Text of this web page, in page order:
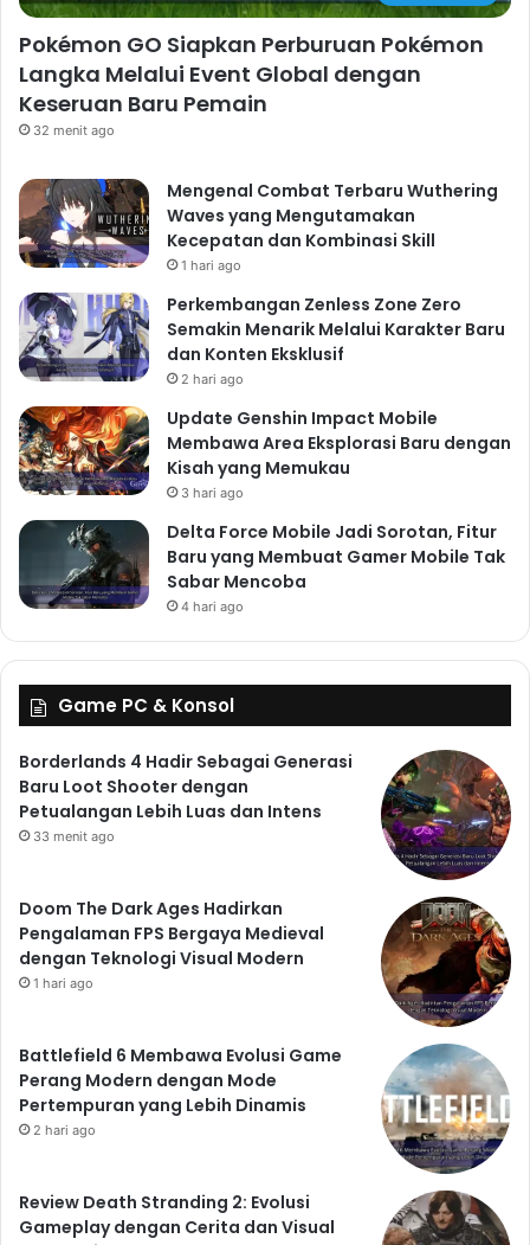
Pokémon GO Siapkan Perburuan Pokémon
Langka Melalui Event Global dengan
Keseruan Baru Pemain
32 menit ago
Mengenal Combat Terbaru Wuthering
Waves yang Mengutamakan
Kecepatan dan Kombinasi Skill
1 hari ago
Perkembangan Zenless Zone Zero
Semakin Menarik Melalui Karakter Baru
dan Konten Eksklusif
2 hari ago
Update Genshin Impact Mobile
Membawa Area Eksplorasi Baru dengan
Kisah yang Memukau
3 hari ago
Delta Force Mobile Jadi Sorotan, Fitur
Baru yang Membuat Gamer Mobile Tak
Sabar Mencoba
4 hari ago
Game PC & Konsol
Borderlands 4 Hadir Sebagai Generasi
Baru Loot Shooter dengan
Petualangan Lebih Luas dan Intens
33 menit ago
Doom The Dark Ages Hadirkan
Pengalaman FPS Bergaya Medieval
dengan Teknologi Visual Modern
1 hari ago
Battlefield 6 Membawa Evolusi Game
Perang Modern dengan Mode
Pertempuran yang Lebih Dinamis
2 hari ago
Review Death Stranding 2: Evolusi
Gameplay dengan Cerita dan Visual